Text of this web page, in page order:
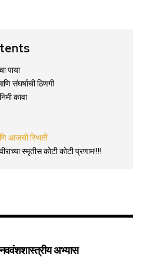
पाया
संघर्षाची ठिणगी
कावा
आजची स्थिती
स्मृतीस कोटी कोटी प्रणाम!!!!
अभ्यास